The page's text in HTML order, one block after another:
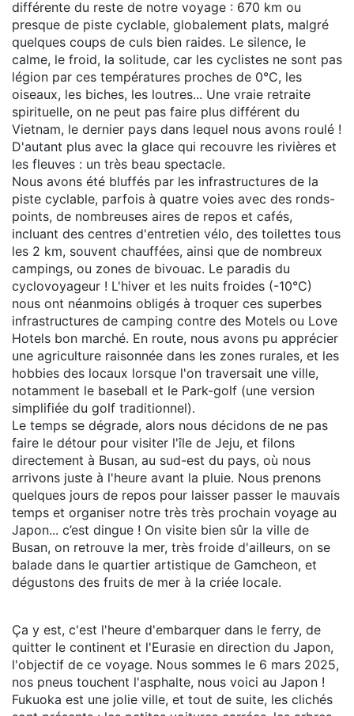
différente du reste de notre voyage : 670 km ou
presque de piste cyclable, globalement plats, malgré
quelques coups de culs bien raides. Le silence, le
calme, le froid, la solitude, car les cyclistes ne sont pas
légion par ces températures proches de 0°C, les
oiseaux, les biches, les loutres... Une vraie retraite
spirituelle, on ne peut pas faire plus différent du
Vietnam, le dernier pays dans lequel nous avons roulé !
D'autant plus avec la glace qui recouvre les rivières et
les fleuves : un très beau spectacle.
Nous avons été bluffés par les infrastructures de la
piste cyclable, parfois à quatre voies avec des ronds-
points, de nombreuses aires de repos et cafés,
incluant des centres d'entretien vélo, des toilettes tous
les 2 km, souvent chauffées, ainsi que de nombreux
campings, ou zones de bivouac. Le paradis du
cyclovoyageur ! L'hiver et les nuits froides (-10°C)
nous ont néanmoins obligés à troquer ces superbes
infrastructures de camping contre des Motels ou Love
Hotels bon marché. En route, nous avons pu apprécier
une agriculture raisonnée dans les zones rurales, et les
hobbies des locaux lorsque l'on traversait une ville,
notamment le baseball et le Park-golf (une version
simplifiée du golf traditionnel).
Le temps se dégrade, alors nous décidons de ne pas
faire le détour pour visiter l'île de Jeju, et filons
directement à Busan, au sud-est du pays, où nous
arrivons juste à l'heure avant la pluie. Nous prenons
quelques jours de repos pour laisser passer le mauvais
temps et organiser notre très très prochain voyage au
Japon... c’est dingue ! On visite bien sûr la ville de
Busan, on retrouve la mer, très froide d'ailleurs, on se
balade dans le quartier artistique de Gamcheon, et
dégustons des fruits de mer à la criée locale.
Ça y est, c'est l'heure d'embarquer dans le ferry, de
quitter le continent et l'Eurasie en direction du Japon,
l'objectif de ce voyage. Nous sommes le 6 mars 2025,
nos pneus touchent l'asphalte, nous voici au Japon !
Fukuoka est une jolie ville, et tout de suite, les clichés